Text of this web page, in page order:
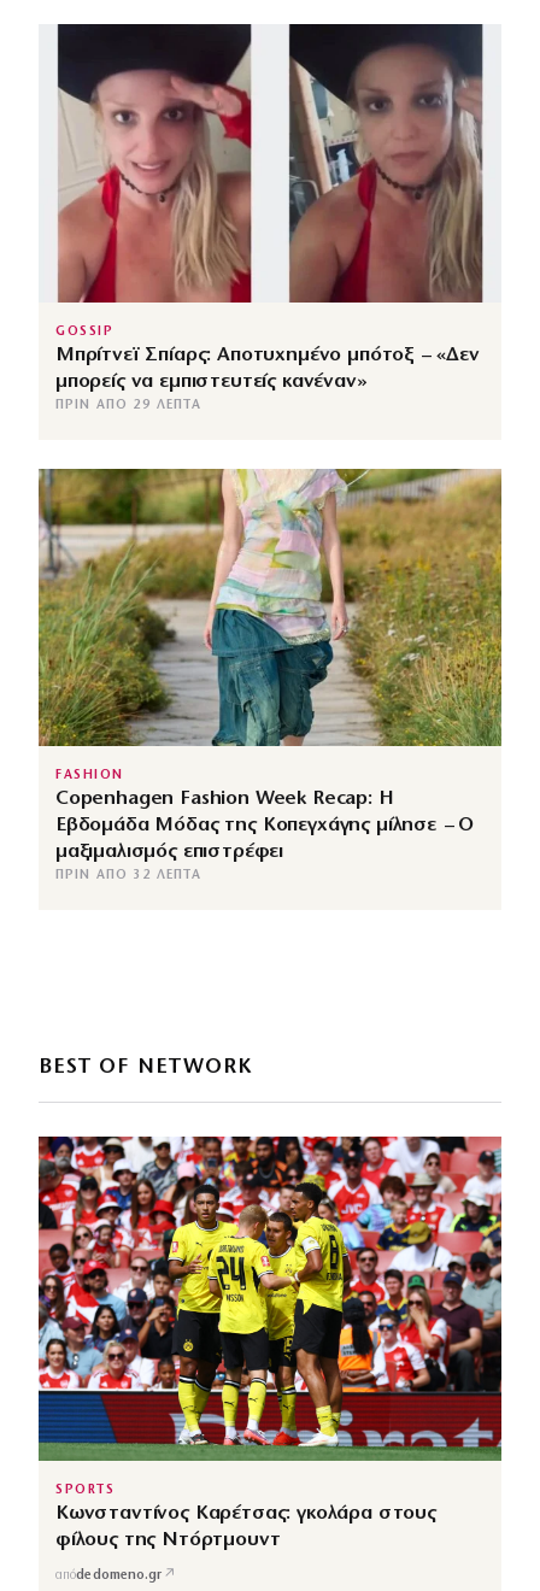
GOSSIP
Μπρίτνεϊ Σπίαρς: Αποτυχημένο μπότοξ – «Δεν
μπορείς να εμπιστευτείς κανέναν»
ΠΡΙΝ ΑΠΌ 29 ΛΕΠΤΆ
FASHION
Copenhagen Fashion Week Recap: Η
Εβδομάδα Μόδας της Κοπεγχάγης μίλησε – Ο
μαξιμαλισμός επιστρέφει
ΠΡΙΝ ΑΠΌ 32 ΛΕΠΤΆ
BEST OF NETWORK
SPORTS
Κωνσταντίνος Καρέτσας: γκολάρα στους
φίλους της Ντόρτμουντ
απόdedomeno.gr ↗